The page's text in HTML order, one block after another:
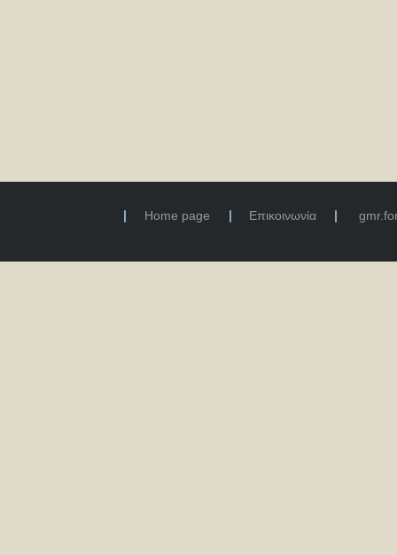
Home page Επικοινωνία